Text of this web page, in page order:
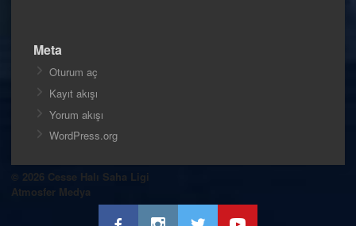
Meta
Oturum aç
Kayıt akışı
Yorum akışı
WordPress.org
© 2026 Cesse Halı Saha Ligi
Atmosfer Medya